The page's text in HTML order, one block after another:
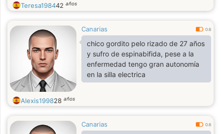
Teresa198442 años
Canarias 0.6
chico gordito pelo rizado de 27 años
y sufro de espinabifida, pese a la
enfermedad tengo gran autonomía
en la silla electrica
Alexis199828 años
Canarias 0.6